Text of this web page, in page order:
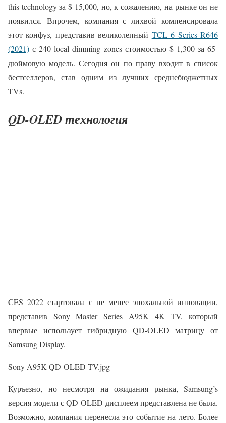
this technology за $ 15,000, но, к сожалению, на рынке он не
появился. Впрочем, компания с лихвой компенсировала
этот конфуз, представив великолепный TCL 6 Series R646
(2021) с 240 local dimming zones стоимостью $ 1,300 за 65-
дюймовую модель. Сегодня он по праву входит в список
бестселлеров, став одним из лучших среднебюджетных
TVs.
QD-OLED технология
CES 2022 стартовала с не менее эпохальной инновации,
представив Sony Master Series A95K 4K TV, который
впервые использует гибридную QD-OLED матрицу от
Samsung Display.
Sony A95K QD-OLED TV.jpg
Куръезно, но несмотря на ожидания рынка, Samsung’s
версия модели с QD-OLED дисплеем представлена не была.
Возможно, компания перенесла это событие на лето. Более